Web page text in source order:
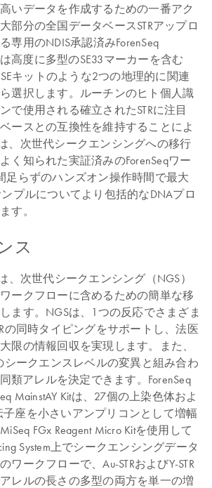
いデータを作成するための一番アク
部分の全国データベースSTRアップロ
専用のNDIS承認済みForenSeq
高度に多型のSE33マーカーを含む
SEキットのような2つの地理的に関連
選択します。ルーチンのヒト個人識
で使用される確立されたSTRに注目
ースとの互換性を維持することによ
、次世代シークエンシングへの移行
く知られた実証済みのForenSeqワー
足らずのハンズオン操作時間で最大
プルについてより包括的なDNAプロ
す。
ス
、次世代シークエンシング（NGS）
ークフローに含めるための簡単な移
ます。NGSは、1つの反応でさまざま
の同時タイピングをサポートし、法医
限の情報回収を実現します。また、
シークエンスレベルの変異と組み合わ
類アレルを決定できます。ForenSeq
MainstAY Kitは、27個の上染色体およ
子座を小さいアンプリコンとして増幅
FGx Reagent Micro Kitを使用して
System上でシークエンシングデータ
ワークフローで、Au-STRおよびY-STR
レルの長さの多型の両方を単一の増